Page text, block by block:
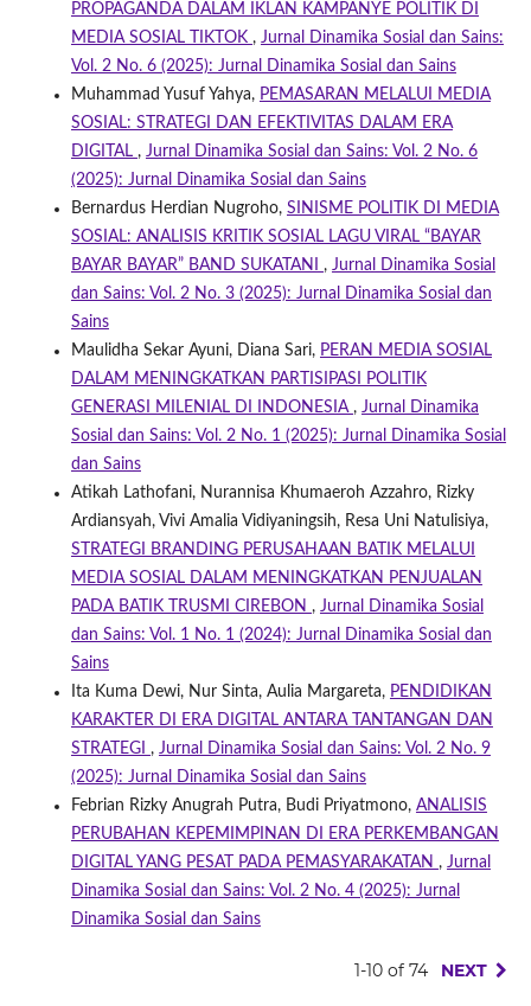
PROPAGANDA DALAM IKLAN KAMPANYE POLITIK DI
MEDIA SOSIAL TIKTOK , Jurnal Dinamika Sosial dan Sains:
Vol. 2 No. 6 (2025): Jurnal Dinamika Sosial dan Sains
Muhammad Yusuf Yahya, PEMASARAN MELALUI MEDIA
SOSIAL: STRATEGI DAN EFEKTIVITAS DALAM ERA
DIGITAL , Jurnal Dinamika Sosial dan Sains: Vol. 2 No. 6
(2025): Jurnal Dinamika Sosial dan Sains
Bernardus Herdian Nugroho, SINISME POLITIK DI MEDIA
SOSIAL: ANALISIS KRITIK SOSIAL LAGU VIRAL “BAYAR
BAYAR BAYAR” BAND SUKATANI , Jurnal Dinamika Sosial
dan Sains: Vol. 2 No. 3 (2025): Jurnal Dinamika Sosial dan
Sains
Maulidha Sekar Ayuni, Diana Sari, PERAN MEDIA SOSIAL
DALAM MENINGKATKAN PARTISIPASI POLITIK
GENERASI MILENIAL DI INDONESIA , Jurnal Dinamika
Sosial dan Sains: Vol. 2 No. 1 (2025): Jurnal Dinamika Sosial
dan Sains
Atikah Lathofani, Nurannisa Khumaeroh Azzahro, Rizky
Ardiansyah, Vivi Amalia Vidiyaningsih, Resa Uni Natulisiya,
STRATEGI BRANDING PERUSAHAAN BATIK MELALUI
MEDIA SOSIAL DALAM MENINGKATKAN PENJUALAN
PADA BATIK TRUSMI CIREBON , Jurnal Dinamika Sosial
dan Sains: Vol. 1 No. 1 (2024): Jurnal Dinamika Sosial dan
Sains
Ita Kuma Dewi, Nur Sinta, Aulia Margareta, PENDIDIKAN
KARAKTER DI ERA DIGITAL ANTARA TANTANGAN DAN
STRATEGI , Jurnal Dinamika Sosial dan Sains: Vol. 2 No. 9
(2025): Jurnal Dinamika Sosial dan Sains
Febrian Rizky Anugrah Putra, Budi Priyatmono, ANALISIS
PERUBAHAN KEPEMIMPINAN DI ERA PERKEMBANGAN
DIGITAL YANG PESAT PADA PEMASYARAKATAN , Jurnal
Dinamika Sosial dan Sains: Vol. 2 No. 4 (2025): Jurnal
Dinamika Sosial dan Sains
1-10 of 74 NEXT